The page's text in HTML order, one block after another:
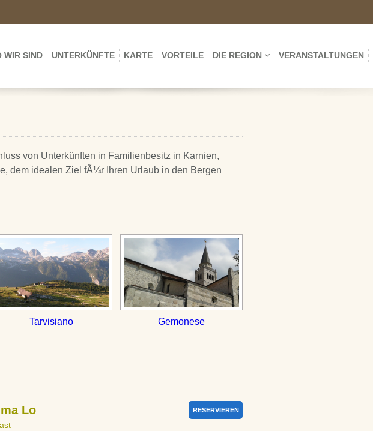
WIR SIND UNTERKÜNFTE KARTE VORTEILE DIE REGION VERANSTALTUNGEN
von Unterkünften in Familienbesitz in Karnien,
dem idealen Ziel fÃ¼r Ihren Urlaub in den Bergen
Tarvisiano Gemonese
RESERVIEREN
Lo